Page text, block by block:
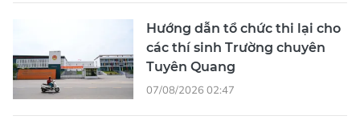
Hướng dẫn tổ chức thi lại cho
các thí sinh Trường chuyên
Tuyên Quang
07/08/2026 02:47